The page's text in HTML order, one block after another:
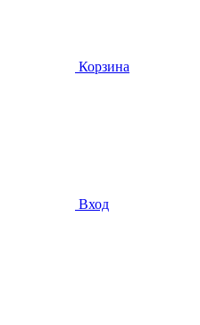
Корзина
Вход